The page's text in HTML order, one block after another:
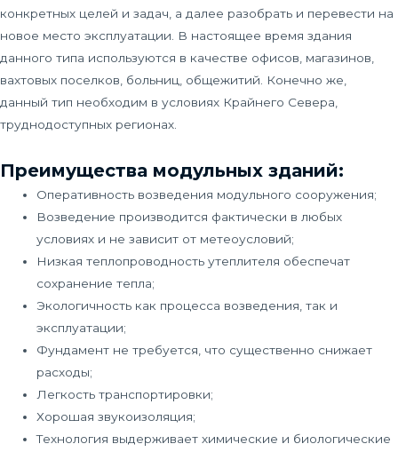
конкретных целей и задач, а далее разобрать и перевести на
новое место эксплуатации. В настоящее время здания
данного типа используются в качестве офисов, магазинов,
вахтовых поселков, больниц, общежитий. Конечно же,
данный тип необходим в условиях Крайнего Севера,
труднодоступных регионах.
Преимущества модульных зданий:
Оперативность возведения модульного сооружения;
Возведение производится фактически в любых
условиях и не зависит от метеоусловий;
Низкая теплопроводность утеплителя обеспечат
сохранение тепла;
Экологичность как процесса возведения, так и
эксплуатации;
Фундамент не требуется, что существенно снижает
расходы;
Легкость транспортировки;
Хорошая звукоизоляция;
Технология выдерживает химические и биологические